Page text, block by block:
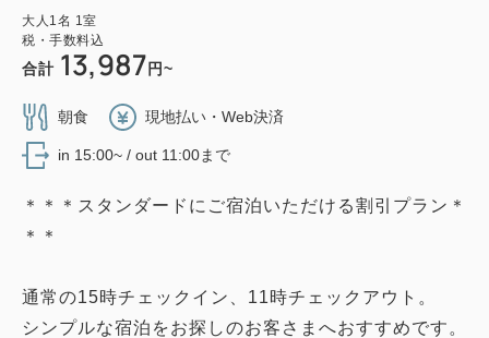
大人 1 名 1 室
税・手数料込
合計 13,987 円~
朝食 現地払い・Web決済
in 15:00~ / out 11:00まで
＊＊＊スタンダードにご宿泊いただける割引プラン＊
＊＊
通常の15時チェックイン、11時チェックアウト。
シンプルな宿泊をお探しのお客さまへおすすめです。